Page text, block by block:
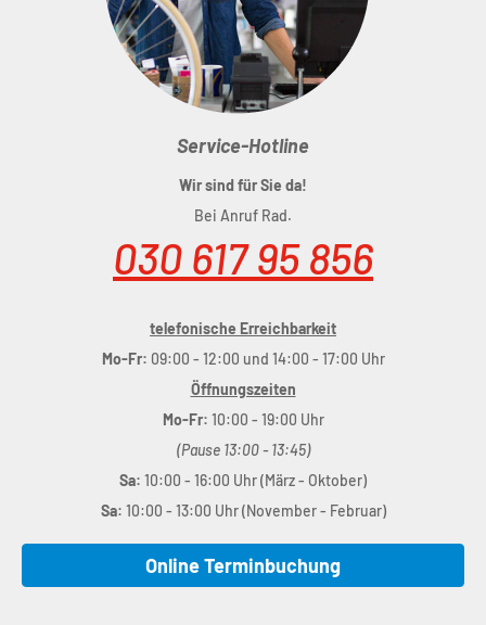
Service-Hotline
Wir sind für Sie da!
Bei Anruf Rad.
030 617 95 856
telefonische Erreichbarkeit
Mo-Fr: 09:00 - 12:00 und 14:00 - 17:00 Uhr
Öffnungszeiten
Mo-Fr: 10:00 - 19:00 Uhr
(Pause 13:00 - 13:45)
Sa: 10:00 - 16:00 Uhr (März - Oktober)
Sa: 10:00 - 13:00 Uhr (November - Februar)
Online Terminbuchung